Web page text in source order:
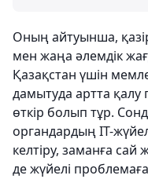
Оның айтуынша,
мен жаңа әлемдік
Қазақстан үшін
дамытуда артта
өткір болып тұр.
органдардың IT-
келтіру, заманға
де жүйелі